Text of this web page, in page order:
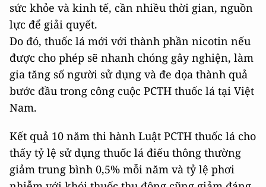
sức khỏe và kinh tế, cần nhiều thời gian, nguồn
lực để giải quyết.
Do đó, thuốc lá mới với thành phần nicotin nếu
được cho phép sẽ nhanh chóng gây nghiện, làm
gia tăng số người sử dụng và đe dọa thành quả
bước đầu trong công cuộc PCTH thuốc lá tại Việt
Nam.
Kết quả 10 năm thi hành Luật PCTH thuốc lá cho
thấy tỷ lệ sử dụng thuốc lá điếu thông thường
giảm trung bình 0,5% mỗi năm và tỷ lệ phơi